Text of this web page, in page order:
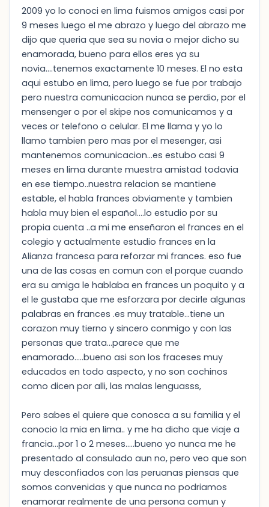
2009 yo lo conoci en lima fuismos amigos casi por
9 meses luego el me abrazo y luego del abrazo me
dijo que queria que sea su novia o mejor dicho su
enamorada, bueno para ellos eres ya su
novia....tenemos exactamente 10 meses. El no esta
aqui estubo en lima, pero luego se fue por trabajo
pero nuestra comunicacion nunca se perdio, por el
mensenger o por el skipe nos comunicamos y a
veces or telefono o celular. El me llama y yo lo
llamo tambien pero mas por el mesenger, asi
mantenemos comunicacion...es estubo casi 9
meses en lima durante muestra amistad todavia
en ese tiempo..nuestra relacion se mantiene
estable, el habla frances obviamente y tambien
habla muy bien el español....lo estudio por su
propia cuenta ..a mi me enseñaron el frances en el
colegio y actualmente estudio frances en la
Alianza francesa para reforzar mi frances. eso fue
una de las cosas en comun con el porque cuando
era su amiga le hablaba en frances un poquito y a
el le gustaba que me esforzara por decirle algunas
palabras en frances .es muy tratable...tiene un
corazon muy tierno y sincero conmigo y con las
personas que trata...parece que me
enamorado.....bueno asi son los fraceses muy
educados en todo aspecto, y no son cochinos
como dicen por alli, las malas lenguasss,
Pero sabes el quiere que conosca a su familia y el
conocio la mia en lima.. y me ha dicho que viaje a
francia...por 1 o 2 meses.....bueno yo nunca me he
presentado al consulado aun no, pero veo que son
muy desconfiados con las peruanas piensas que
somos convenidas y que nunca no podriamos
enamorar realmente de una persona comun y